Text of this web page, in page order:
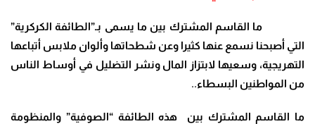
ما القاسم المشترك بين ما يسمى بـ”الطائفة الكركرية”
التي أصبحنا نسمع عنها كثيرا وعن شطحاتها وألوان ملابس أتباعها
التهريجية، وسعيها لابتزاز المال ونشر التضليل في أوساط الناس
من المواطنين البسطاء..
ما القاسم المشترك بين هذه الطائفة “الصوفية” والمنظومة